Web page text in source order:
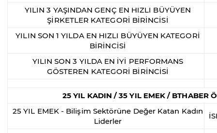
YILIN 3 YAŞINDAN GENÇ EN HIZLI BÜYÜYEN
ŞİRKETLER KATEGORİ BİRİNCİSİ
YILIN SON 1 YILDA EN HIZLI BÜYÜYEN KATEGORİ
BİRİNCİSİ
YILIN SON 3 YILDA EN İYİ PERFORMANS
GÖSTEREN KATEGORİ BİRİNCİSİ
25 YIL KADIN / 35 YIL EMEK / BTHABER
25 YIL EMEK - Bilişim Sektörüne Değer Katan Kadın
Liderler